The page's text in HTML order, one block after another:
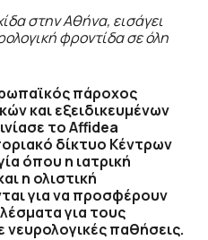
στην Αθήνα, εισάγει
φροντίδα σε όλη
πάροχος
και εξειδικευμένων
το Affidea
δίκτυο Κέντρων
όπου η ιατρική
η ολιστική
για να προσφέρουν
για τους
παθήσεις.